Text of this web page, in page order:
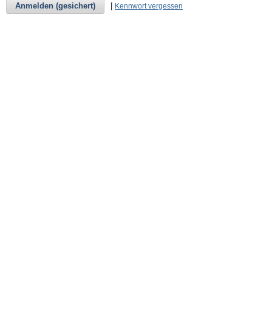
Anmelden (gesichert) Kennwort vergessen